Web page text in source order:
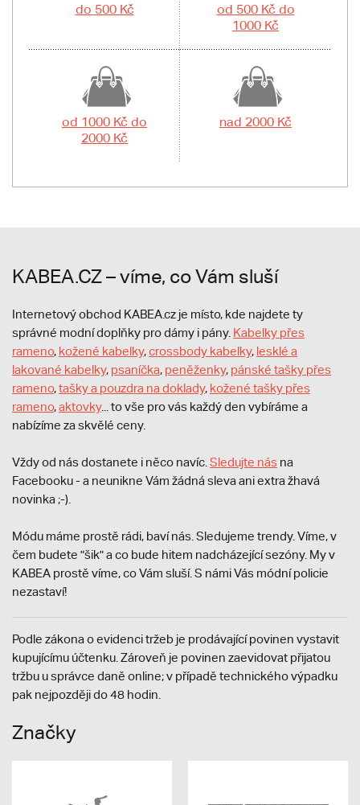
do 500 Kč
od 500 Kč do
1000 Kč
od 1000 Kč do
2000 Kč
nad 2000 Kč
KABEA.CZ – víme, co Vám sluší
Internetový obchod KABEA.cz je místo, kde najdete ty
správné modní doplňky pro dámy i pány. Kabelky přes
rameno, kožené kabelky,crossbody kabelky, lesklé a
lakované kabelky, psaníčka, peněženky, pánské tašky přes
rameno,tašky a pouzdra na doklady, kožené tašky přes
rameno,aktovky... to vše pro vás každý den vybíráme a
nabízíme za skvělé ceny.
Vždy od nás dostanete i něco navíc. Sledujte nás na
Facebooku - a neunikne Vám žádná sleva ani extra žhavá
novinka ;-).
Módu máme prostě rádi, baví nás. Sledujeme trendy. Víme, v
čem budete "šik" a co bude hitem nadcházející sezóny. My v
KABEA prostě víme, co Vám sluší. S námi Vás módní policie
nezastaví!
Podle zákona o evidenci tržeb je prodávající povinen vystavit
kupujícímu účtenku. Zároveň je povinen zaevidovat přijatou
tržbu u správce daně online; v případě technického výpadku
pak nejpozději do 48 hodin.
Značky